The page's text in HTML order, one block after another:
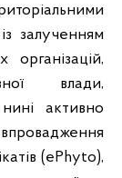
залученням
організацій,
влади,
активно
(ePhyto),